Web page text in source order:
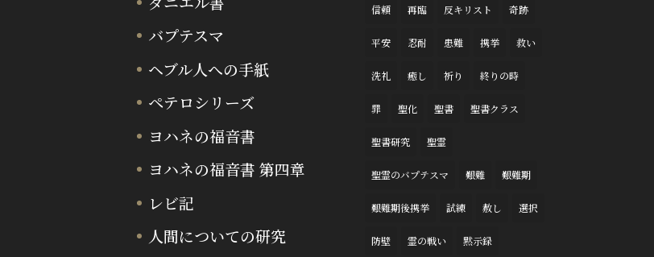
バプテスマ
ヘブル人への手紙
ペテロシリーズ
ヨハネの福音書
ヨハネの福音書 第四章
レビ記
人間についての研究
信頼 再臨 反キリスト 奇跡
平安 忍耐 患難 携挙 救い
洗礼 癒し 祈り 終りの時
罪 聖化 聖書 聖書クラス
聖書研究 聖霊
聖霊のバプテスマ 艱難 艱難期
艱難期後携挙 試練 赦し 選択
防壁 霊の戦い 黙示録